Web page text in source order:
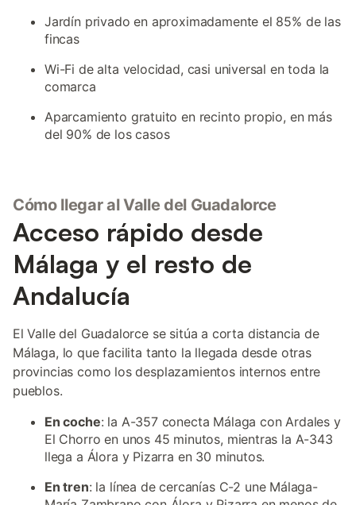
Jardín privado en aproximadamente el 85% de las
fincas
Wi-Fi de alta velocidad, casi universal en toda la
comarca
Aparcamiento gratuito en recinto propio, en más
del 90% de los casos
Cómo llegar al Valle del Guadalorce
Acceso rápido desde
Málaga y el resto de
Andalucía
El Valle del Guadalorce se sitúa a corta distancia de
Málaga, lo que facilita tanto la llegada desde otras
provincias como los desplazamientos internos entre
pueblos.
En coche: la A-357 conecta Málaga con Ardales y
El Chorro en unos 45 minutos, mientras la A-343
llega a Álora y Pizarra en 30 minutos.
En tren: la línea de cercanías C-2 une Málaga-